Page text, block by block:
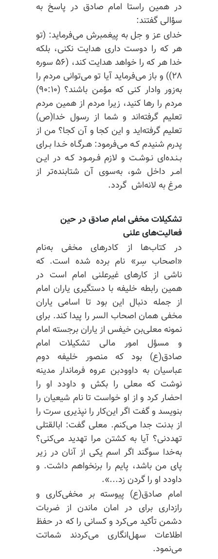
در همین راستا امام صادق در پاسخ به
سؤالی گفتند:
خدای عز و جل به پیغمبرش می‌فرماید: (تو
هر که را دوست داری هدایت نکنی، بلکه
خدا هر که را خواهد هدایت کند، (۵۶ سوره
۲۸)) و باز می‌فرماید آیا تو می‌توانی مردم را
به‌زور وادار کنی که مؤمن باشند؟ (۹۰:۱۰)
مردم را رها کنید، زیرا مردم از همین مردم
تعلیم گرفته‌اند و شما از رسول خدا(ص)
تعلیم گرفته‌اید و این کجا و آن کجا؟ من از
پدرم شنیدم کـه می‌فرمود: هـرگـاه خـدا بـرای
بـنـده‌ای نـوشـت و لازم فـرمـود کـه در ایـن
امـر داخل شو، به‌سوی آن شتابنده‌تر از
مرغ به لانه‌اش ‍ گردد.
تشکیلات مخفی امام صادق در حین
فعالیت‌های علنی
در کتاب‌ها از کادرهای مخفی به‌نام
«اصحاب سِر» نام برده شده است. که
ناشی از کارهای غیرعلنی امام است در
همین رابطه خلیفه با دستگیری یاران امام
از جمله دنبال این بود تا اسامی یاران
مخفی همان اصحاب السر را پیدا کند. برای
نمونه معلی‌بن خیفس از یاران برجسته امام
و مسؤل امور مالی تشکیلات امام
صادق(ع) بود که منصور خلیفه دوم
عباسیان به داوودبن عروه فرماندار مدینه
نوشت کهمعلی را بکش و داودد او را
احضار کرد و از او خواست تا نام شیعیان را
بنویسد و گفت اگر این‌کار رانپذیری سرت را
از بدنت جدا می‌کنم. معلی گفت: ابالقتلی
تهددنی؟ آیا به کشتن مرا تهدید می‌کنی؟
به‌خدا سوگند اگر اسم یکی از آنان در زیر
پای من باشد، پایم را برنخواهم داشت. و
داودد او را گردن زد...».
امام صادق(ع) پیوسته بر مخفی‌کاری و
رازداری برای در امان ماندن از ضربات
دشمن تأکید می‌کرد و کسانی را که در حفظ
اطلاعات سهل‌انگاری می‌کردند شماتت
می‌نمود.